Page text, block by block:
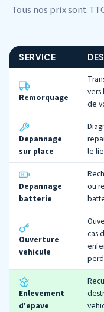
Tous nos prix sont
SERVICE
Remorquage
vers
de
Depannage
sur place
le
Depannage
batterie
ou
Ouverture
vehicule
cas
Enlevement
d'epave